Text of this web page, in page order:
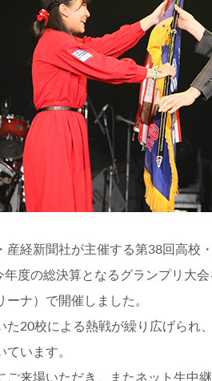
産経新聞社が主催する第38回高校
年度の総決算となるグランプリ大
ーナ）で開催しました。
た20校による熱戦が繰り広げられ
います。
ご来場いただき、またネット生中